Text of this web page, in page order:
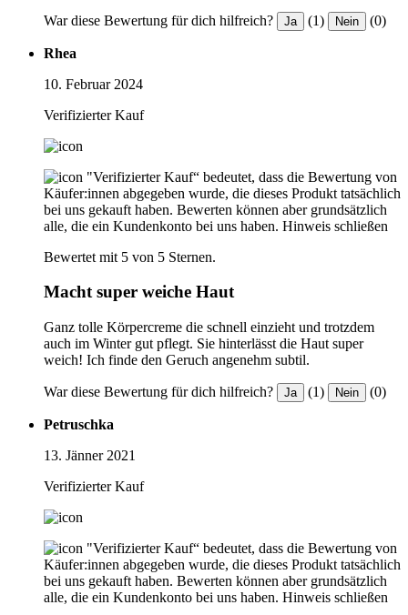
War diese Bewertung für dich hilfreich? Ja (1) Nein (0)
Rhea
10. Februar 2024
Verifizierter Kauf
"Verifizierter Kauf“ bedeutet, dass die Bewertung von
Käufer:innen abgegeben wurde, die dieses Produkt tatsächlich
bei uns gekauft haben. Bewerten können aber grundsätzlich
alle, die ein Kundenkonto bei uns haben. Hinweis schließen
Bewertet mit 5 von 5 Sternen.
Macht super weiche Haut
Ganz tolle Körpercreme die schnell einzieht und trotzdem
auch im Winter gut pflegt. Sie hinterlässt die Haut super
weich! Ich finde den Geruch angenehm subtil.
War diese Bewertung für dich hilfreich? Ja (1) Nein (0)
Petruschka
13. Jänner 2021
Verifizierter Kauf
"Verifizierter Kauf“ bedeutet, dass die Bewertung von
Käufer:innen abgegeben wurde, die dieses Produkt tatsächlich
bei uns gekauft haben. Bewerten können aber grundsätzlich
alle, die ein Kundenkonto bei uns haben. Hinweis schließen